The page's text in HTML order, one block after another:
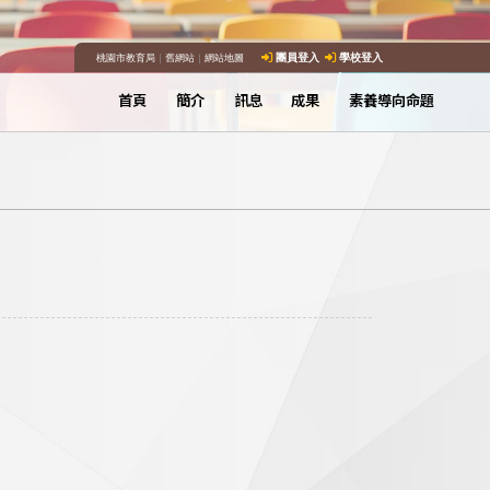
桃園市教育局｜ 舊網站｜ 網站地圖 團員登入 學校登入
首頁 簡介 訊息 成果 素養導向命題